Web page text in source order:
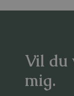
Vil du
mig.